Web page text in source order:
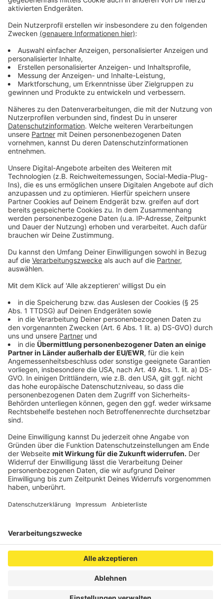
Einheimische, als auch zahlreiche Touristen ihr E-Auto
kommen. Hier fehlt es in vielen Orten an ausreichend
Cossmann vom ADAC.
Anzeige
Bedarfsorientierter Ausbau: Kommunen,
Land und Bund gefordert
Anzeige
Der ADAC hat für die Bedarfsplanung eine
deutschlandweite Karte erstellt. Dabei fällt auf, dass
viele Orte immer noch stark hinterherhängen. Deshalb
empfiehlt der ADAC einen möglichst schnellen Ausbau
der Ladesäulen, vor allem in Urlaubsgebieten. Doch
selbst mit gut ausgebautem Ladesäulensystem würde
aufgefangen werden können, ergänzt Carsten
Cossmann. Eine konkrete Lösung gibt es also noch
sein sollen, muss noch einiges getan werden.
Wer selbst einen Blick auf die Ladesäulenkarte werfen
will, kannüber diese Seitealle verfügbaren Orte
abchecken.
Anzeige
Autor: Leo Arrighy
Anzeige